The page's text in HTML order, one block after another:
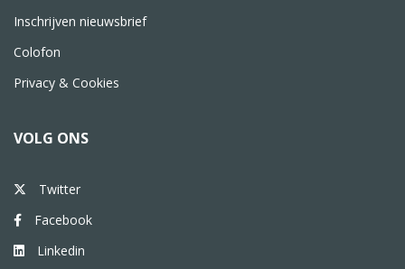
Inschrijven nieuwsbrief
Colofon
Privacy & Cookies
VOLG ONS
Twitter
Facebook
Linkedin